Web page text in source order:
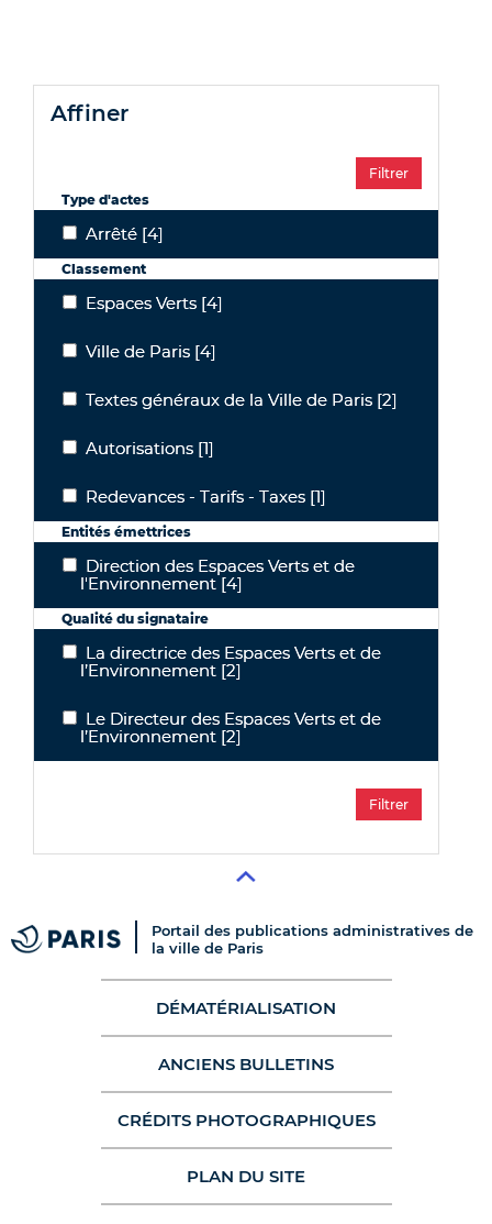
affiner
Type d'actes
ArrêtéArrêté [4]
Classement
Espaces Verts
Espaces Verts [4]
Ville de Paris
Ville de Paris [4]
Textes généraux de la Ville de Paris
Textes généraux de la Ville de Paris [2]
Autorisations
Autorisations [1]
Redevances - Tarifs - Taxes
Redevances - Tarifs - Taxes [1]
Entités émettrices
Direction des Espaces Verts et de l'Environnement
Direction des Espaces Verts et de
l'Environnement [4]
Qualité du signataire
La directrice des Espaces Verts et de l’Environnement
La directrice des Espaces Verts et de
l’Environnement [2]
Le Directeur des Espaces Verts et de l’Environnement
Le Directeur des Espaces Verts et de
l’Environnement [2]
Portail des publications administratives de
la ville de Paris
DÉMATÉRIALISATION
ANCIENS BULLETINS
CRÉDITS PHOTOGRAPHIQUES
PLAN DU SITE